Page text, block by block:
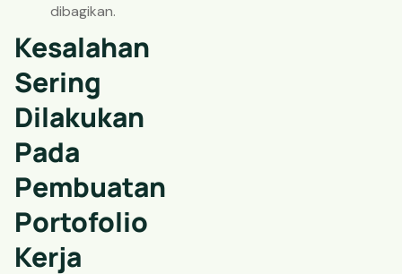
dibagikan.
Kesalahan
Sering
Dilakukan
Pada
Pembuatan
Portofolio
Kerja